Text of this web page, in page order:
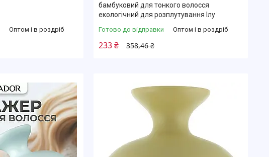
Оптом і в роздріб
бамбуковий для тонкого волосся
екологічний для розплутування Ілу
Готово до відправки Оптом і в роздріб
358,46 ₴
233 ₴